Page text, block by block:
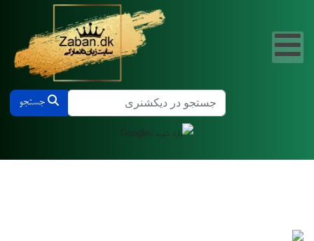
جستجو در دیکشنری دانمارکی و فارسی جستجو